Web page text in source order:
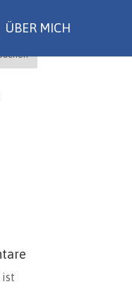
ÜBER MICH
ist